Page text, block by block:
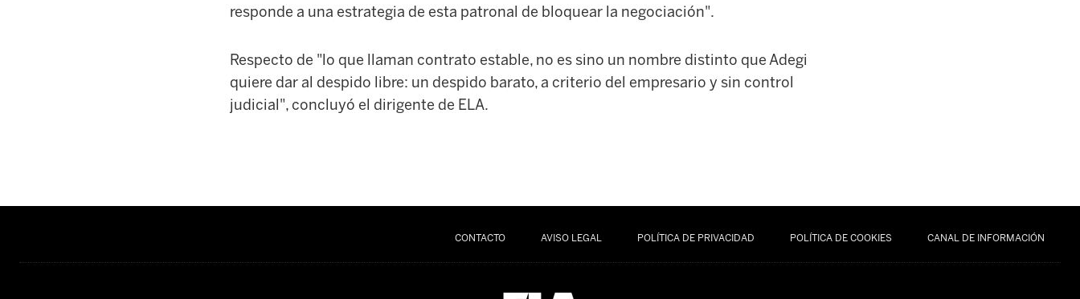
responde a una estrategia de esta patronal de bloquear la negociación".
Respecto de "lo que llaman contrato estable, no es sino un nombre distinto que Adegi
quiere dar al despido libre: un despido barato, a criterio del empresario y sin control
judicial", concluyó el dirigente de ELA.
CONTACTO AVISO LEGAL POLÍTICA DE PRIVACIDAD POLÍTICA DE COOKIES CANAL DE INFORMACIÓN